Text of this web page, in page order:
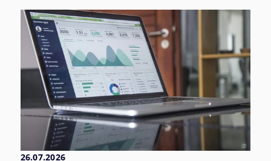
für Einfamilienhäuser oder
Eigentumswohnungen unterscheidet.
26.07.2026